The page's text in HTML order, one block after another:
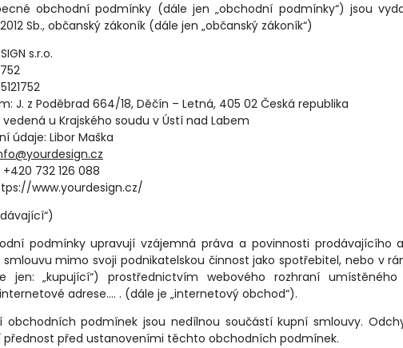
obchodní podmínky (dále jen „obchodní podmínky“) jsou
Sb., občanský zákoník (dále jen „občanský zákoník“)
s.r.o.
J. z Poděbrad 664/18, Děčín – Letná, 405 02 Česká republika
vedená u Krajského soudu v Ústí nad Labem
údaje: Libor Maška
+420 732 126 088
www.yourdesign.cz/
podmínky upravují vzájemná práva a povinnosti prodávajícího
mimo svoji podnikatelskou činnost jako spotřebitel, nebo v
jen: „kupující“) prostřednictvím webového rozhraní
adrese…. . (dále je „internetový obchod“).
obchodních podmínek jsou nedílnou součástí kupní smlouvy.
přednost před ustanoveními těchto obchodních podmínek.